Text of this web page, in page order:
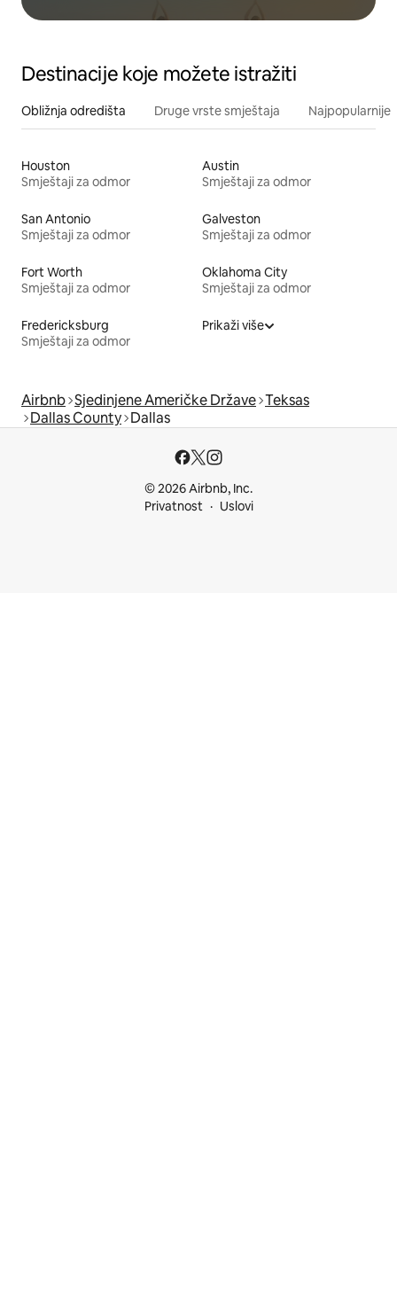
Destinacije koje možete istražiti
Obližnja odredišta Druge vrste smještaja Najpopularnije
Houston
Smještaji za odmor
Austin
Smještaji za odmor
San Antonio
Smještaji za odmor
Galveston
Smještaji za odmor
Fort Worth
Smještaji za odmor
Oklahoma City
Smještaji za odmor
Fredericksburg
Smještaji za odmor
Prikaži više
Airbnb Sjedinjene Američke Države Teksas
Dallas County Dallas
© 2026 Airbnb, Inc.
Privatnost
Uslovi